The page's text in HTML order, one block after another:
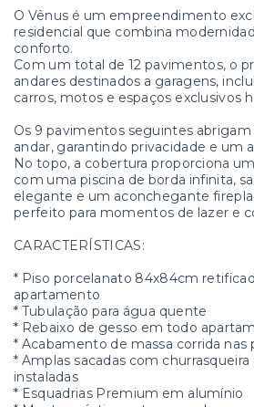
O Vênus é um empreendimento
residencial que combina
conforto.
Com um total de 12 pavimentos, o
andares destinados a garagens,
carros, motos e espaços exclusivos
Os 9 pavimentos seguintes
andar, garantindo privacidade e um
No topo, a cobertura proporciona
com uma piscina de borda infinita,
elegante e um aconchegante
perfeito para momentos de lazer e
CARACTERÍSTICAS:
* Piso porcelanato 84x84cm
apartamento
* Tubulação para água quente
* Rebaixo de gesso em todo
* Acabamento de massa corrida nas
* Amplas sacadas com churrasqueira
instaladas
* Esquadrias Premium em alumínio